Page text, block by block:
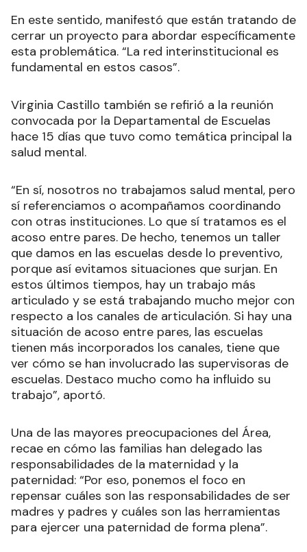
En este sentido, manifestó que están tratando de
cerrar un proyecto para abordar específicamente
esta problemática. “La red interinstitucional es
fundamental en estos casos”.
Virginia Castillo también se refirió a la reunión
convocada por la Departamental de Escuelas
hace 15 días que tuvo como temática principal la
salud mental.
“En sí, nosotros no trabajamos salud mental, pero
sí referenciamos o acompañamos coordinando
con otras instituciones. Lo que sí tratamos es el
acoso entre pares. De hecho, tenemos un taller
que damos en las escuelas desde lo preventivo,
porque así evitamos situaciones que surjan. En
estos últimos tiempos, hay un trabajo más
articulado y se está trabajando mucho mejor con
respecto a los canales de articulación. Si hay una
situación de acoso entre pares, las escuelas
tienen más incorporados los canales, tiene que
ver cómo se han involucrado las supervisoras de
escuelas. Destaco mucho como ha influido su
trabajo”, aportó.
Una de las mayores preocupaciones del Área,
recae en cómo las familias han delegado las
responsabilidades de la maternidad y la
paternidad: “Por eso, ponemos el foco en
repensar cuáles son las responsabilidades de ser
madres y padres y cuáles son las herramientas
para ejercer una paternidad de forma plena”.